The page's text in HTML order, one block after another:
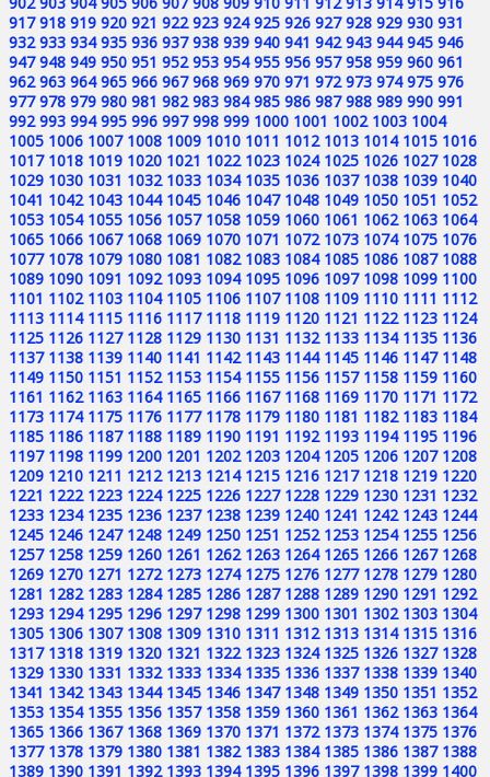
917 918 919 920 921 922 923 924 925 926 927 928 929 930 931
932 933 934 935 936 937 938 939 940 941 942 943 944 945 946
947 948 949 950 951 952 953 954 955 956 957 958 959 960 961
962 963 964 965 966 967 968 969 970 971 972 973 974 975 976
977 978 979 980 981 982 983 984 985 986 987 988 989 990 991
992 993 994 995 996 997 998 999 1000 1001 1002 1003 1004
1005 1006 1007 1008 1009 1010 1011 1012 1013 1014 1015 1016
1017 1018 1019 1020 1021 1022 1023 1024 1025 1026 1027 1028
1029 1030 1031 1032 1033 1034 1035 1036 1037 1038 1039 1040
1041 1042 1043 1044 1045 1046 1047 1048 1049 1050 1051 1052
1053 1054 1055 1056 1057 1058 1059 1060 1061 1062 1063 1064
1065 1066 1067 1068 1069 1070 1071 1072 1073 1074 1075 1076
1077 1078 1079 1080 1081 1082 1083 1084 1085 1086 1087 1088
1089 1090 1091 1092 1093 1094 1095 1096 1097 1098 1099 1100
1101 1102 1103 1104 1105 1106 1107 1108 1109 1110 1111 1112
1113 1114 1115 1116 1117 1118 1119 1120 1121 1122 1123 1124
1125 1126 1127 1128 1129 1130 1131 1132 1133 1134 1135 1136
1137 1138 1139 1140 1141 1142 1143 1144 1145 1146 1147 1148
1149 1150 1151 1152 1153 1154 1155 1156 1157 1158 1159 1160
1161 1162 1163 1164 1165 1166 1167 1168 1169 1170 1171 1172
1173 1174 1175 1176 1177 1178 1179 1180 1181 1182 1183 1184
1185 1186 1187 1188 1189 1190 1191 1192 1193 1194 1195 1196
1197 1198 1199 1200 1201 1202 1203 1204 1205 1206 1207 1208
1209 1210 1211 1212 1213 1214 1215 1216 1217 1218 1219 1220
1221 1222 1223 1224 1225 1226 1227 1228 1229 1230 1231 1232
1233 1234 1235 1236 1237 1238 1239 1240 1241 1242 1243 1244
1245 1246 1247 1248 1249 1250 1251 1252 1253 1254 1255 1256
1257 1258 1259 1260 1261 1262 1263 1264 1265 1266 1267 1268
1269 1270 1271 1272 1273 1274 1275 1276 1277 1278 1279 1280
1281 1282 1283 1284 1285 1286 1287 1288 1289 1290 1291 1292
1293 1294 1295 1296 1297 1298 1299 1300 1301 1302 1303 1304
1305 1306 1307 1308 1309 1310 1311 1312 1313 1314 1315 1316
1317 1318 1319 1320 1321 1322 1323 1324 1325 1326 1327 1328
1329 1330 1331 1332 1333 1334 1335 1336 1337 1338 1339 1340
1341 1342 1343 1344 1345 1346 1347 1348 1349 1350 1351 1352
1353 1354 1355 1356 1357 1358 1359 1360 1361 1362 1363 1364
1365 1366 1367 1368 1369 1370 1371 1372 1373 1374 1375 1376
1377 1378 1379 1380 1381 1382 1383 1384 1385 1386 1387 1388
1389 1390 1391 1392 1393 1394 1395 1396 1397 1398 1399 1400